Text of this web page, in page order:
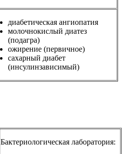
диабетическая ангиопатия
молочнокислый диатез
(подагра)
ожирение (первичное)
сахарный диабет
(инсулинзависимый)
Бактериологическая лаборатория: